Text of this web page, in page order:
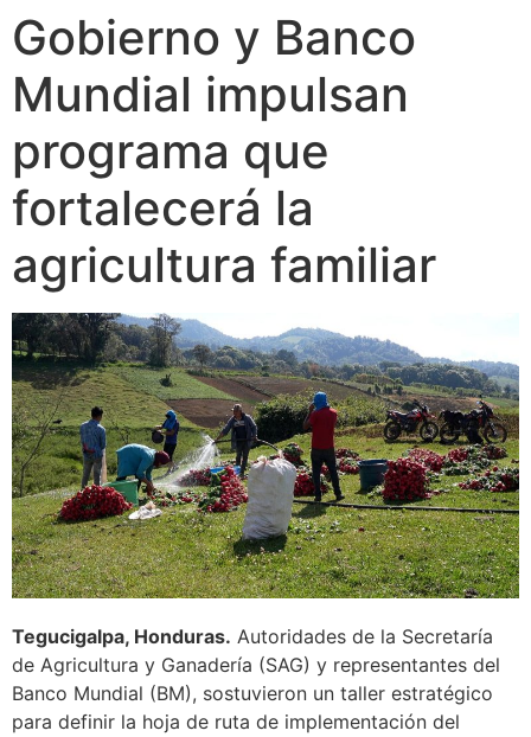
Gobierno y Banco
Mundial impulsan
programa que
fortalecerá la
agricultura familiar
Tegucigalpa, Honduras. Autoridades de la Secretaría
de Agricultura y Ganadería (SAG) y representantes del
Banco Mundial (BM), sostuvieron un taller estratégico
para definir la hoja de ruta de implementación del